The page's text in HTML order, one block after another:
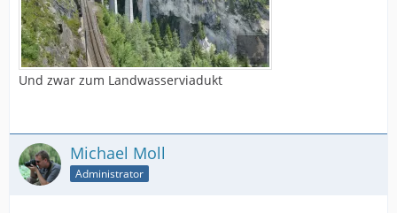
Und zwar zum Landwasserviadukt
Michael Moll
Administrator